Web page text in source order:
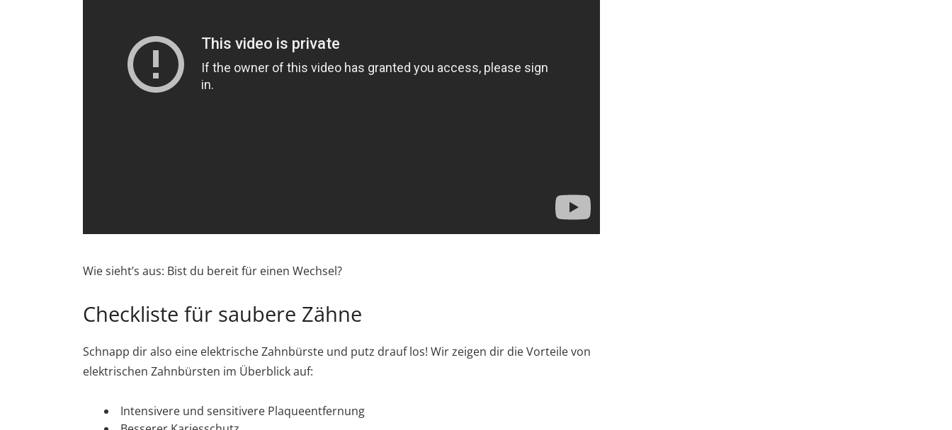
Wie sieht’s aus: Bist du bereit für einen Wechsel?
Checkliste für saubere Zähne
Schnapp dir also eine elektrische Zahnbürste und putz drauf los! Wir zeigen dir die Vorteile von
elektrischen Zahnbürsten im Überblick auf:
Intensivere und sensitivere Plaqueentfernung